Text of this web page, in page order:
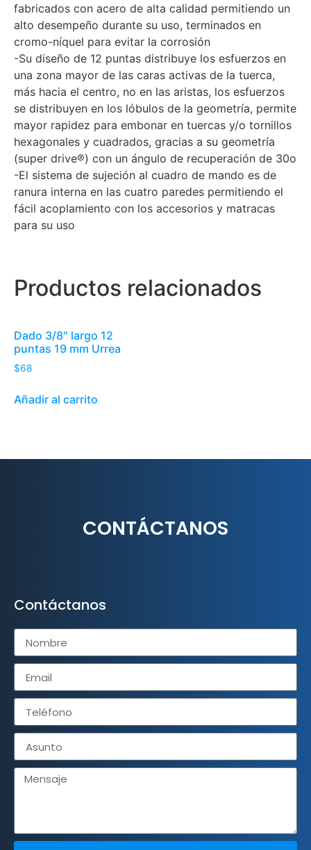
fabricados con acero de alta calidad permitiendo un
alto desempeño durante su uso, terminados en
cromo-níquel para evitar la corrosión
-Su diseño de 12 puntas distribuye los esfuerzos en
una zona mayor de las caras activas de la tuerca,
más hacia el centro, no en las aristas, los esfuerzos
se distribuyen en los lóbulos de la geometría, permite
mayor rapidez para embonar en tuercas y/o tornillos
hexagonales y cuadrados, gracias a su geometría
(super drive®) con un ángulo de recuperación de 30o
-El sistema de sujeción al cuadro de mando es de
ranura interna en las cuatro paredes permitiendo el
fácil acoplamiento con los accesorios y matracas
para su uso
Productos relacionados
Dado 3/8″ largo 12
puntas 19 mm Urrea
$68
Añadir al carrito
CONTÁCTANOS
Contáctanos